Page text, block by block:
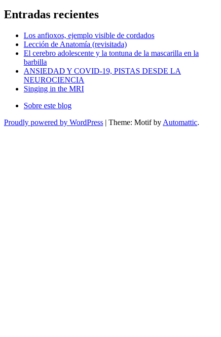
Entradas recientes
Los anfioxos, ejemplo visible de cordados
Lección de Anatomía (revisitada)
El cerebro adolescente y la tontuna de la mascarilla en la
barbilla
ANSIEDAD Y COVID-19, PISTAS DESDE LA
NEUROCIENCIA
Singing in the MRI
Sobre este blog
Proudly powered by WordPress | Theme: Motif by Automattic.